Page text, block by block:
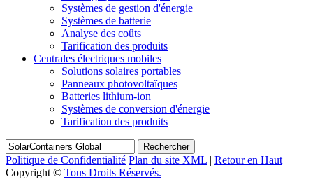
Systèmes de gestion d'énergie
Systèmes de batterie
Analyse des coûts
Tarification des produits
Centrales électriques mobiles
Solutions solaires portables
Panneaux photovoltaïques
Batteries lithium-ion
Systèmes de conversion d'énergie
Tarification des produits
Rechercher
Politique de Confidentialité Plan du site XML | Retour en Haut
Copyright © Tous Droits Réservés.